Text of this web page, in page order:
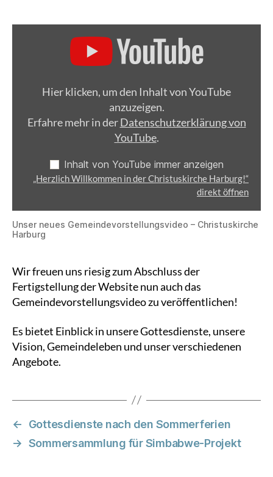
WILLKOMMEN
ANZEIGEN
Hier klicken, um den Inhalt von YouTube
anzuzeigen.
Erfahre mehr in derDatenschutzerklärung von
YouTube.
Inhalt von YouTube immer anzeigen
„Herzlich Willkommen in der Christuskirche Harburg!“
direkt öffnen
Unser neues Gemeindevorstellungsvideo – Christuskirche
Harburg
Wir freuen uns riesig zum Abschluss der
Fertigstellung der Website nun auch das
Gemeindevorstellungsvideo zu veröffentlichen!
Es bietet Einblick in unsere Gottesdienste, unsere
Vision, Gemeindeleben und unser verschiedenen
Angebote.
←
Gottesdienste nach den Sommerferien
→ Sommersammlung für Simbabwe-Projekt